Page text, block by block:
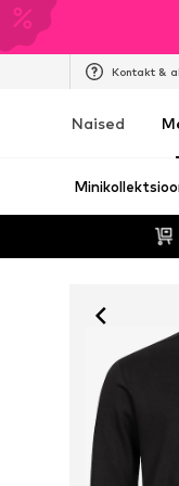
Kontakt &
Naised